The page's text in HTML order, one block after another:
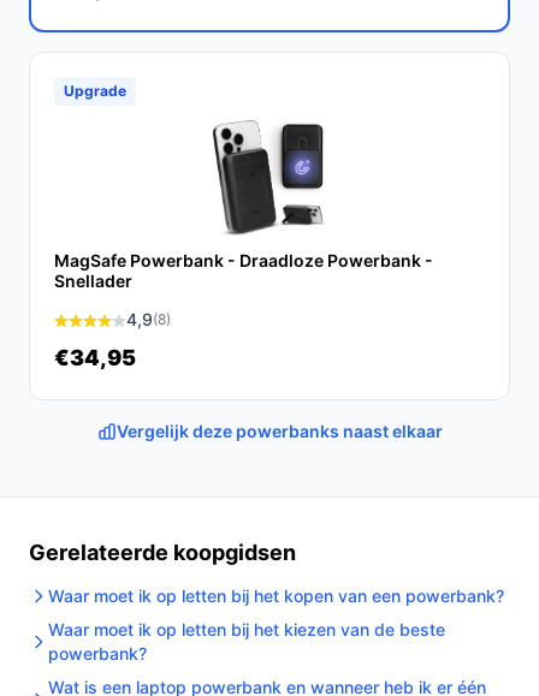
oplaadbehoeften. Met zijn hoge capaciteit, snelle
specificaties en vergelijk prijzen op
debestepowerbank.nl. Kies bewust wat perfect past
Upgrade
MagSafe Powerbank - Draadloze Powerbank -
Snellader
4,9(8)
€34,95
Vergelijk deze powerbanks naast elkaar
Gerelateerde koopgidsen
Waar moet ik op letten bij het kopen van een powerbank?
Waar moet ik op letten bij het kiezen van de beste
powerbank?
Wat is een laptop powerbank en wanneer heb ik er één